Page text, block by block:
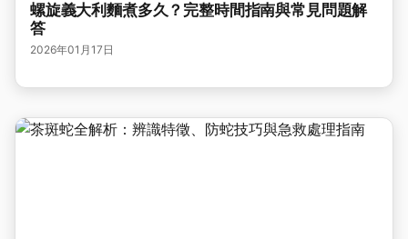
螺旋義大利麵煮多久？完整時間指南與常見問題解
答
2026年01月17日